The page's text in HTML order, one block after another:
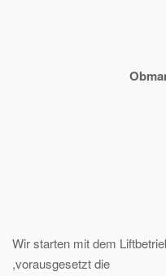
Thomas
Obmann SC –
Wir starten mit dem
,vorausgesetzt die